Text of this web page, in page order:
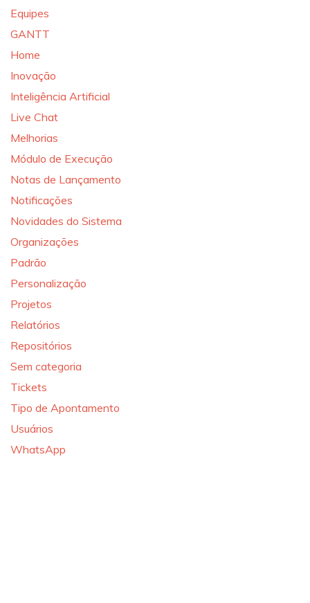
Equipes
GANTT
Home
Inovação
Inteligência Artificial
Live Chat
Melhorias
Módulo de Execução
Notas de Lançamento
Notificações
Novidades do Sistema
Organizações
Padrão
Personalização
Projetos
Relatórios
Repositórios
Sem categoria
Tickets
Tipo de Apontamento
Usuários
WhatsApp